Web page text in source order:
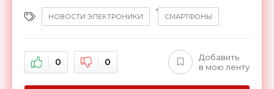
НОВОСТИ ЭЛЕКТРОНИКИ
,
СМАРТФОНЫ
0 0
Добавить
в мою ленту